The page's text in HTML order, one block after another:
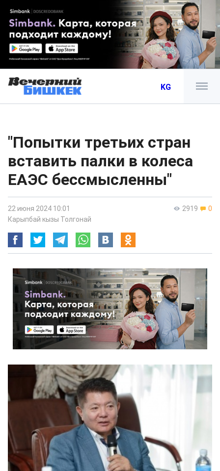
KG
"Попытки третьих стран
вставить палки в колеса
ЕАЭС бессмысленны"
2919 0
22 июня 2024 10:01
Карыпбай кызы Толгонай